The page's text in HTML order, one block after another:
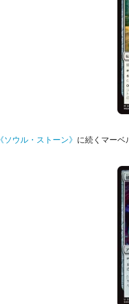
《ソウル・ストーン》 に続くマーベ